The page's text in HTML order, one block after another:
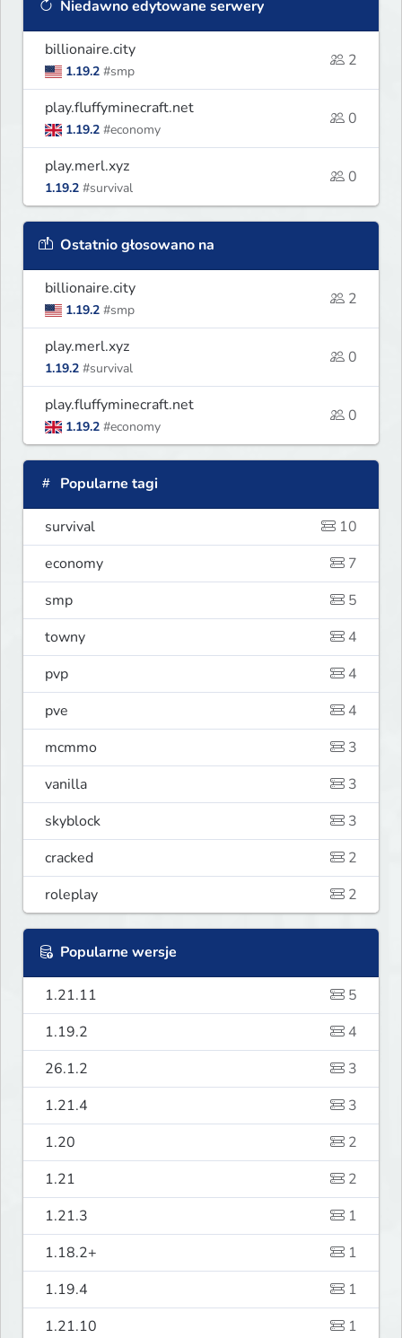
Niedawno edytowane serwery
billionaire.city
1.19.2 #smp
2
play.fluffyminecraft.net
1.19.2 #economy
0
play.merl.xyz
1.19.2 #survival
0
Ostatnio głosowano na
billionaire.city
1.19.2 #smp
2
play.merl.xyz
1.19.2 #survival
0
play.fluffyminecraft.net
1.19.2 #economy
0
Popularne tagi
survival
10
economy
7
smp
5
towny
4
pvp
4
pve
4
mcmmo
3
vanilla
3
skyblock
3
cracked
2
roleplay
2
Popularne wersje
1.21.11
5
1.19.2
4
26.1.2
3
1.21.4
3
1.20
2
1.21
2
1.21.3
1
1.18.2+
1
1.19.4
1
1.21.10
1